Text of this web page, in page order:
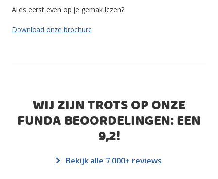
Alles eerst even op je gemak lezen?
Download onze brochure
WIJ ZIJN TROTS OP ONZE
FUNDA BEOORDELINGEN: EEN
9,2!
Bekijk alle 7.000+ reviews